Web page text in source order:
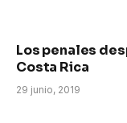
Los penales
Costa Rica
29 junio, 2019